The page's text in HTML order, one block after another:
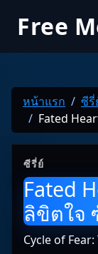
Free
หน้าแรก
ซีรี่
Fated
ซีรี่ย์
Fated
ลิขิตใจ
Cycle of